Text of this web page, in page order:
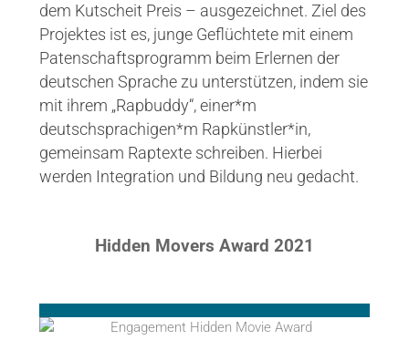
dem Kutscheit Preis – ausgezeichnet. Ziel des
Projektes ist es, junge Geflüchtete mit einem
Patenschaftsprogramm beim Erlernen der
deutschen Sprache zu unterstützen, indem sie
mit ihrem „Rapbuddy“, einer*m
deutschsprachigen*m Rapkünstler*in,
gemeinsam Raptexte schreiben. Hierbei
werden Integration und Bildung neu gedacht.
Hidden Movers Award 2021